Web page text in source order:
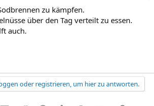
zu kämpfen.
über den Tag verteilt zu essen.
auch.
oder registrieren, um hier zu antworten.